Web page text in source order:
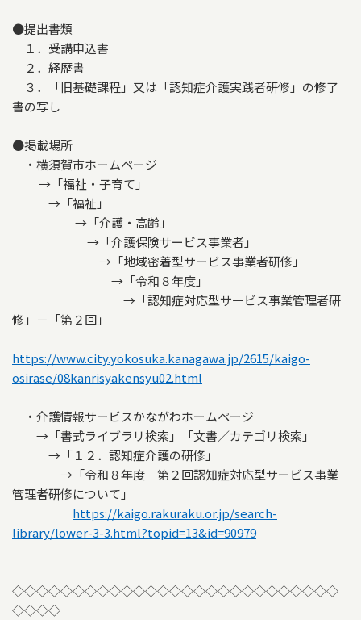
●提出書類
１．受講申込書
２．経歴書
３．「旧基礎課程」又は「認知症介護実践者研修」の修了
書の写し
●掲載場所
・横須賀市ホームページ
→「福祉・子育て」
→「福祉」
→「介護・高齢」
→「介護保険サービス事業者」
→「地域密着型サービス事業者研修」
→「令和８年度」
→「認知症対応型サービス事業管理者研
修」－「第２回」
https://www.city.yokosuka.kanagawa.jp/2615/kaigo-
osirase/08kanrisyakensyu02.html
・介護情報サービスかながわホームページ
→「書式ライブラリ検索」「文書／カテゴリ検索」
→「１２．認知症介護の研修」
→「令和８年度 第２回認知症対応型サービス事業
管理者研修について」
https://kaigo.rakuraku.or.jp/search-
library/lower-3-3.html?topid=13&id=90979
◇◇◇◇◇◇◇◇◇◇◇◇◇◇◇◇◇◇◇◇◇◇◇◇◇◇◇
◇◇◇◇